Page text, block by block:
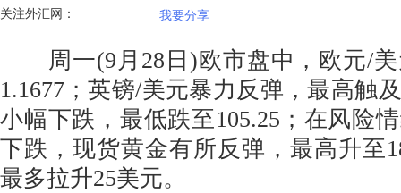
关注外汇网： 我要分享
周一(9月28日)欧市盘中，欧元/美
1.1677；英镑/美元暴力反弹，最高触
小幅下跌，最低跌至105.25；在风险
下跌，现货黄金有所反弹，最高升至
最多拉升25美元。